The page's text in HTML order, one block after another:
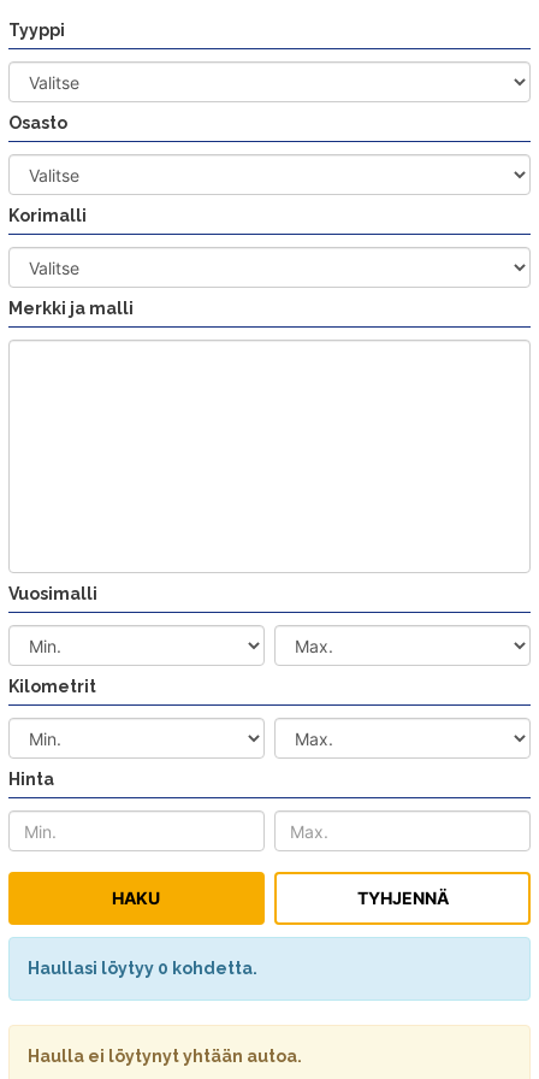
sisältöön
Tyyppi
Osasto
Korimalli
Merkki ja malli
Vuosimalli
Kilometrit
Hinta
Haullasi löytyy 0 kohdetta.
Haulla ei löytynyt yhtään autoa.